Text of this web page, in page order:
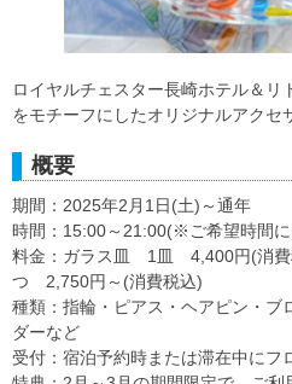
ロイヤルチェスター長崎ホテル＆リ
をモチーフにしたオリジナルアクセ
概要
期間：2025年2月1日(土)～通年
時間：15:00～21:00(※ご希望時間
料金：ガラス皿 1皿 4,400円(消
つ 2,750円～(消費税込)
種類：指輪・ピアス・ヘアピン・ブ
ダーなど
受付：宿泊予約時または滞在中にフ